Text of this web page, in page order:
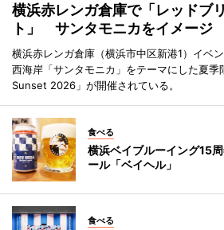
横浜赤レンガ倉庫で「レッドブ
ト」 サンタモニカをイメージ
横浜赤レンガ倉庫（横浜市中区新港1）イベ
西海岸「サンタモニカ」をテーマにした夏
Sunset 2026」が開催されている。
食べる
横浜ベイブルーイング15
ール「ベイヘル」
食べる